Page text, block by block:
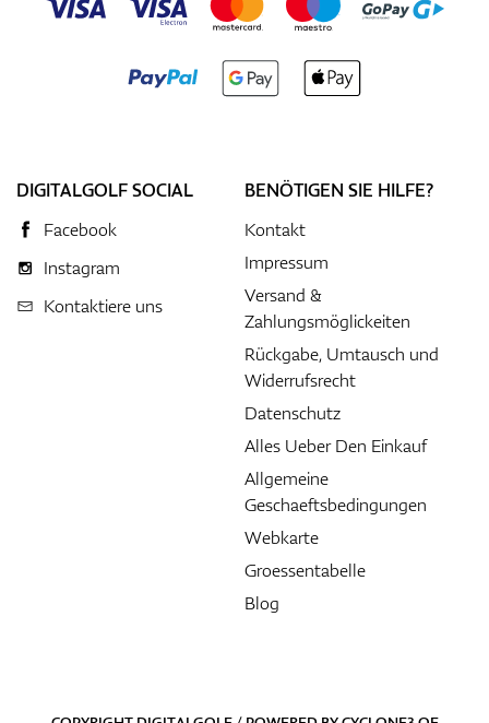
DIGITALGOLF SOCIAL
Facebook
Instagram
Kontaktiere uns
BENÖTIGEN SIE HILFE?
Kontakt
Impressum
Versand &
Zahlungsmöglickeiten
Rückgabe, Umtausch und
Widerrufsrecht
Datenschutz
Alles Ueber Den Einkauf
Allgemeine
Geschaeftsbedingungen
Webkarte
Groessentabelle
Blog